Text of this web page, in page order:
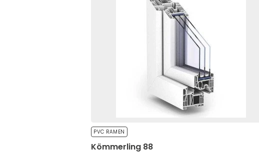
Essentieel
Essentiële cookies zijn cruciaal
zonder deze cookies. Deze
Niet-geclassificeerd
Niet-geclassificeerde cookies zijn
individuele cookies.
PVC RAMEN
Kömmerling 88